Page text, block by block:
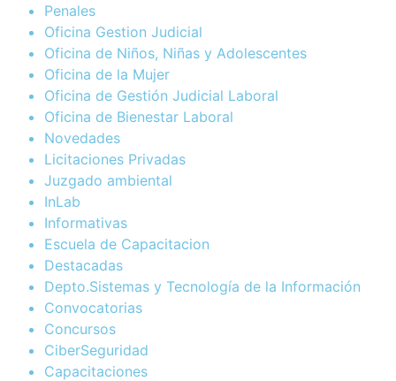
Penales
Oficina Gestion Judicial
Oficina de Niños, Niñas y Adolescentes
Oficina de la Mujer
Oficina de Gestión Judicial Laboral
Oficina de Bienestar Laboral
Novedades
Licitaciones Privadas
Juzgado ambiental
InLab
Informativas
Escuela de Capacitacion
Destacadas
Depto.Sistemas y Tecnología de la Información
Convocatorias
Concursos
CiberSeguridad
Capacitaciones